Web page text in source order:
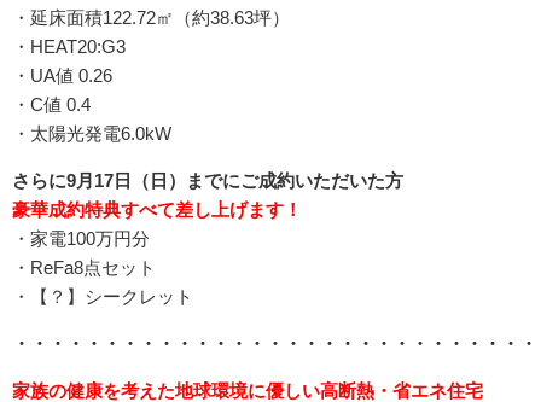
・延床面積122.72㎡（約38.63坪）
・HEAT20:G3
・UA値 0.26
・C値 0.4
・太陽光発電6.0kW
さらに9月17日（日）までにご成約いただいた方
豪華成約特典すべて差し上げます！
・家電100万円分
・ReFa8点セット
・【？】シークレット
・・・・・・・・・・・・・・・・・・・・・・・・・・・・・
家族の健康を考えた地球環境に優しい高断熱・省エネ住宅